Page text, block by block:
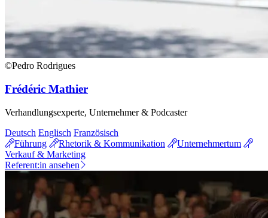
©Pedro Rodrigues
Frédéric Mathier
Verhandlungsexperte, Unternehmer & Podcaster
Deutsch Englisch Französisch
Führung
Rhetorik & Kommunikation
Unternehmertum
Verkauf & Marketing
Referent:in ansehen